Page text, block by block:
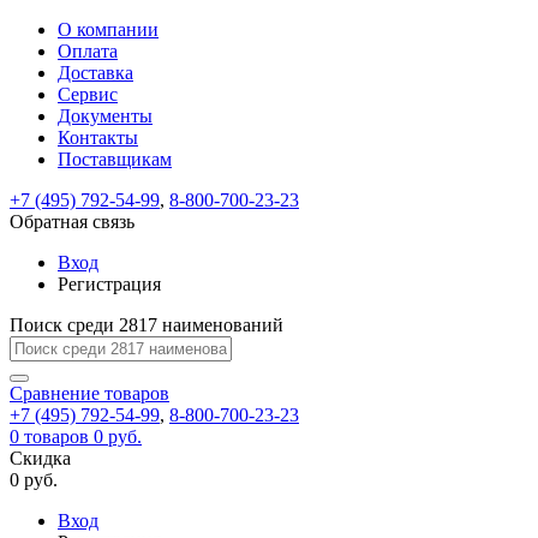
ВходРегистрация
Только
test@example.com
отправлена
по
ней
для
регистрации.
Ок
Только
Запомнить
меня
Забыли
Восстановление
пароля
Заполните
форму.
Мы
отправим
ссылку
на
указанный
электронный
адрес,
перейдя
по
которой
вы
новый
На
вашу
test@test.ru
отправлена
ссылка.
Перейдите
по
для
смены
пароля.
Введите
новый
пароль
Сменить
Пароль
успешно
Войти
Обратная
связь
Сообщение
пользовательского
соглашения
Ваше
сообщение
успешно
О компании
Оплата
Доставка
Сервис
Документы
Контакты
Поставщикам
+7 (495) 792-54-99, 8-800-700-23-23
Обратная связь
Вход
Регистрация
Поиск среди 2817 наименований
Сравнение товаров
+7 (495) 792-54-99, 8-800-700-23-23
0 товаров 0 руб.
Скидка
0 руб.
Вход